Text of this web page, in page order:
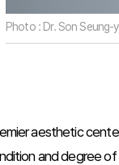
Photo : Dr. Son
aesthetic
and degree